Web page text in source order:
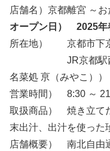
店舗名）京都離宮 ～
オープン日） 2025年
所在地） 京都市下
JR京都駅西口2
名菜処 亰（みやこ））
営業時間） 8:30 ～
取扱商品） 焼き立て
末出汁、出汁を使った
店舗概要） 南北自由